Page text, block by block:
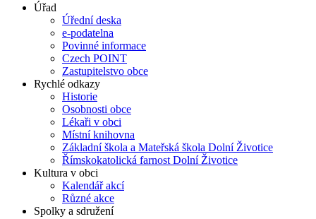
Úřad
Úřední deska
e-podatelna
Povinné informace
Czech POINT
Zastupitelstvo obce
Rychlé odkazy
Historie
Osobnosti obce
Lékaři v obci
Místní knihovna
Základní škola a Mateřská škola Dolní Životice
Římskokatolická farnost Dolní Životice
Kultura v obci
Kalendář akcí
Různé akce
Spolky a sdružení